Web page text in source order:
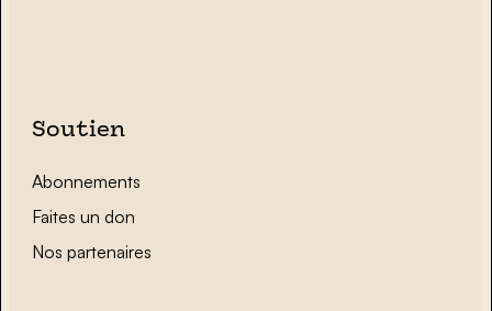
Soutien
Abonnements
Faites un don
Nos partenaires